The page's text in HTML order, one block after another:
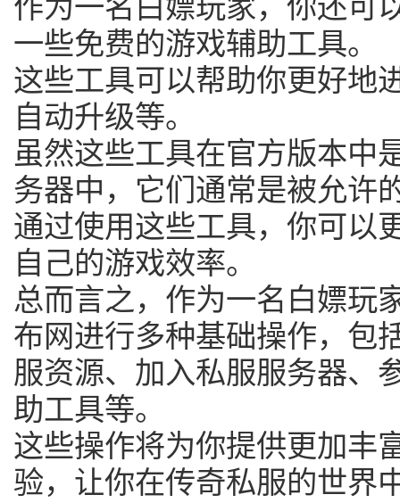
一些免费的游戏辅助工具。
这些工具可以帮助你更好地
自动升级等。
虽然这些工具在官方版本中
务器中，它们通常是被允许
通过使用这些工具，你可以
自己的游戏效率。
总而言之，作为一名白嫖玩
布网进行多种基础操作，包
服资源、加入私服服务器、
助工具等。
这些操作将为你提供更加丰
验，让你在传奇私服的世界